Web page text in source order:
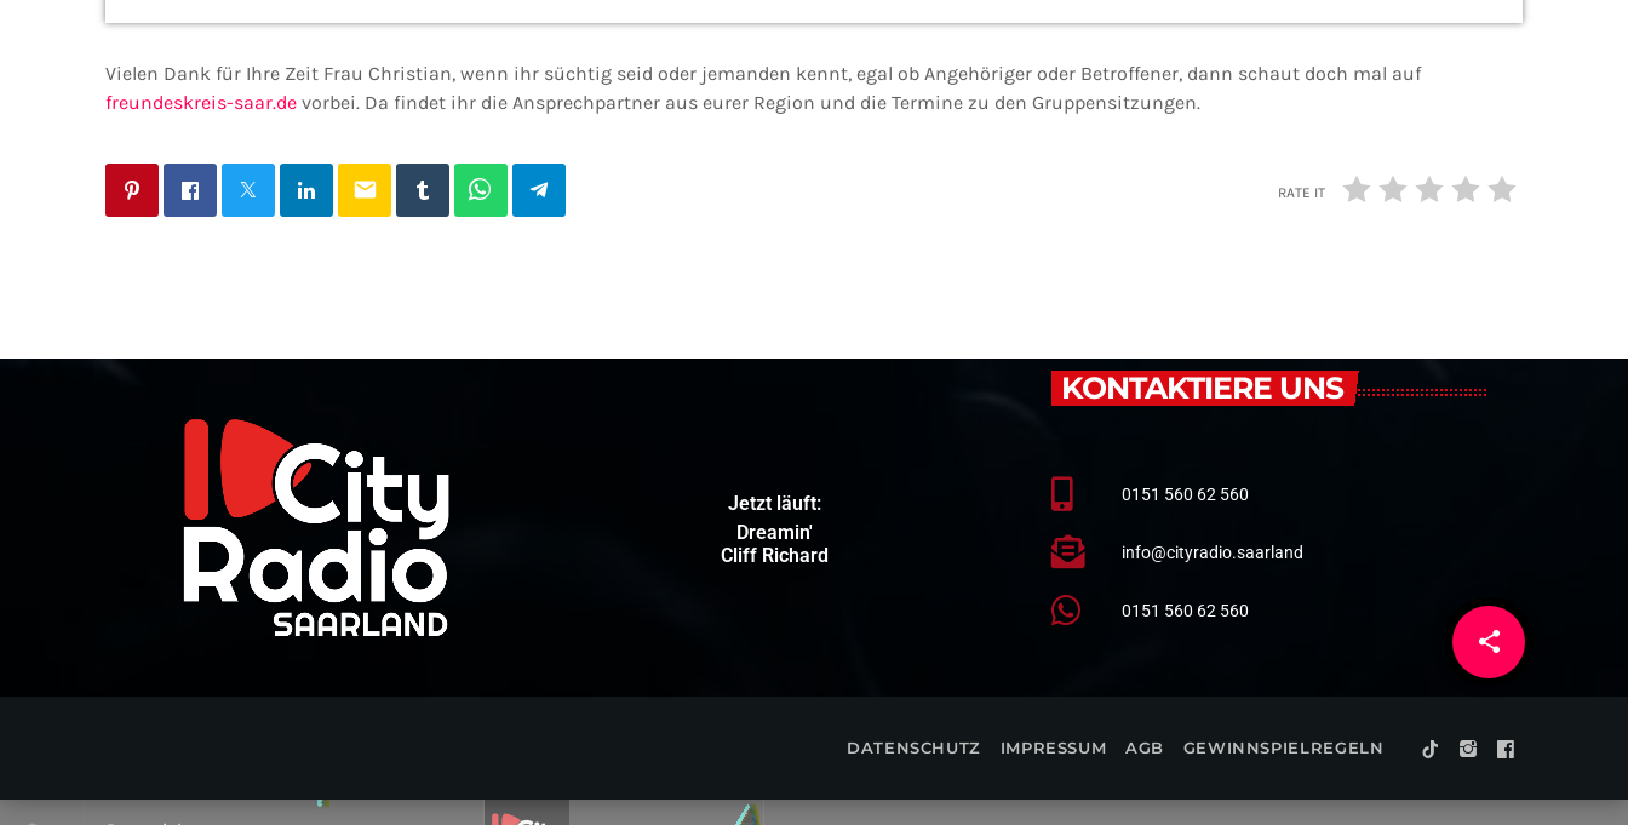
share
email
Vielen Dank für Ihre Zeit Frau Christian, wenn ihr süchtig seid oder jemanden kennt, egal ob Angehöriger oder Betroffener, dann schaut doch mal auf
freundeskreis-saar.de vorbei. Da findet ihr die Ansprechpartner aus eurer Region und die Termine zu den Gruppensitzungen.
email RATE IT
Jetzt läuft:
Dreamin'
Cliff Richard
KONTAKTIERE UNS
0151 560 62 560
info@cityradio.saarland
0151 560 62 560
DATENSCHUTZ IMPRESSUM AGB GEWINNSPIELREGELN